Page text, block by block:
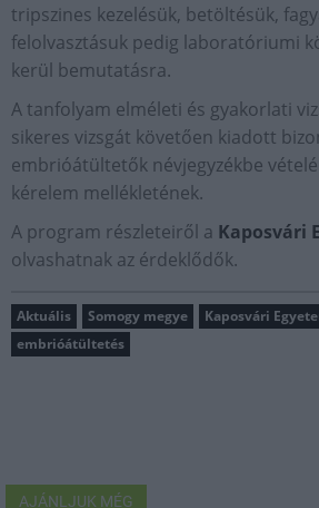
tripszines kezelésük, betöltésük,
felolvasztásuk pedig laboratóriumi
kerül bemutatásra.
A tanfolyam elméleti és gyakorlati
sikeres vizsgát követően kiadott
embrióátültetők névjegyzékbe
kérelem mellékletének.
A program részleteiről a Kaposvári
olvashatnak az érdeklődők.
Aktuális Somogy megye Kaposvári
embrióátültetés
AJÁNLJUK MÉG